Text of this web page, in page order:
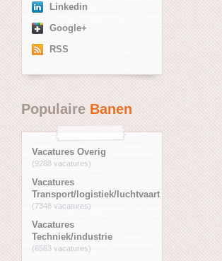
Linkedin
Google+
RSS
PopulaireBanen
Vacatures Overig
(9288 vacatures)
Vacatures
Transport/logistiek/luchtvaart
(7348 vacatures)
Vacatures
Techniek/industrie
(6563 vacatures)